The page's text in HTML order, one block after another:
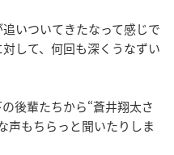
いついてきたなって感じで
して、何回も深くうなずい
後輩たちから“蒼井翔太さ
声もちらっと聞いたりしま